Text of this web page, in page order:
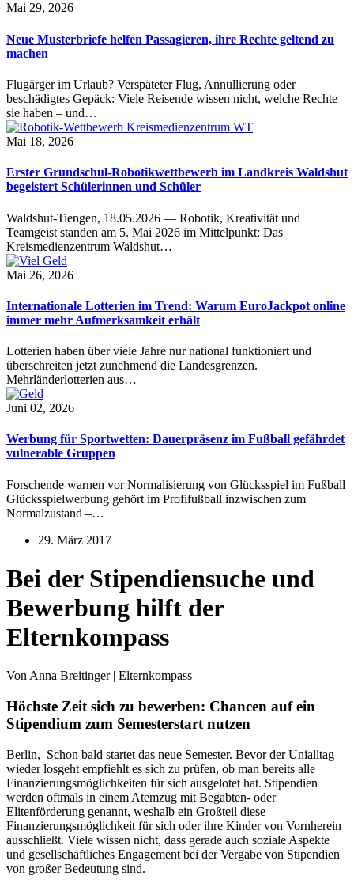
Mai 29, 2026
Neue Musterbriefe helfen Passagieren, ihre Rechte geltend zu
machen
Flugärger im Urlaub? Verspäteter Flug, Annullierung oder
beschädigtes Gepäck: Viele Reisende wissen nicht, welche Rechte
sie haben – und…
Mai 18, 2026
Erster Grundschul-Robotikwettbewerb im Landkreis Waldshut
begeistert Schülerinnen und Schüler
Waldshut-Tiengen, 18.05.2026 — Robotik, Kreativität und
Teamgeist standen am 5. Mai 2026 im Mittelpunkt: Das
Kreismedienzentrum Waldshut…
Mai 26, 2026
Internationale Lotterien im Trend: Warum EuroJackpot online
immer mehr Aufmerksamkeit erhält
Lotterien haben über viele Jahre nur national funktioniert und
überschreiten jetzt zunehmend die Landesgrenzen.
Mehrländerlotterien aus…
Juni 02, 2026
Werbung für Sportwetten: Dauerpräsenz im Fußball gefährdet
vulnerable Gruppen
Forschende warnen vor Normalisierung von Glücksspiel im Fußball
Glücksspielwerbung gehört im Profifußball inzwischen zum
Normalzustand –…
29. März 2017
Bei der Stipendiensuche und
Bewerbung hilft der
Elternkompass
Von Anna Breitinger | Elternkompass
Höchste Zeit sich zu bewerben: Chancen auf ein
Stipendium zum Semesterstart nutzen
Berlin, Schon bald startet das neue Semester. Bevor der Unialltag
wieder losgeht empfiehlt es sich zu prüfen, ob man bereits alle
Finanzierungsmöglichkeiten für sich ausgelotet hat. Stipendien
werden oftmals in einem Atemzug mit Begabten- oder
Elitenförderung genannt, weshalb ein Großteil diese
Finanzierungsmöglichkeit für sich oder ihre Kinder von Vornherein
ausschließt. Viele wissen nicht, dass gerade auch soziale Aspekte
und gesellschaftliches Engagement bei der Vergabe von Stipendien
von großer Bedeutung sind.